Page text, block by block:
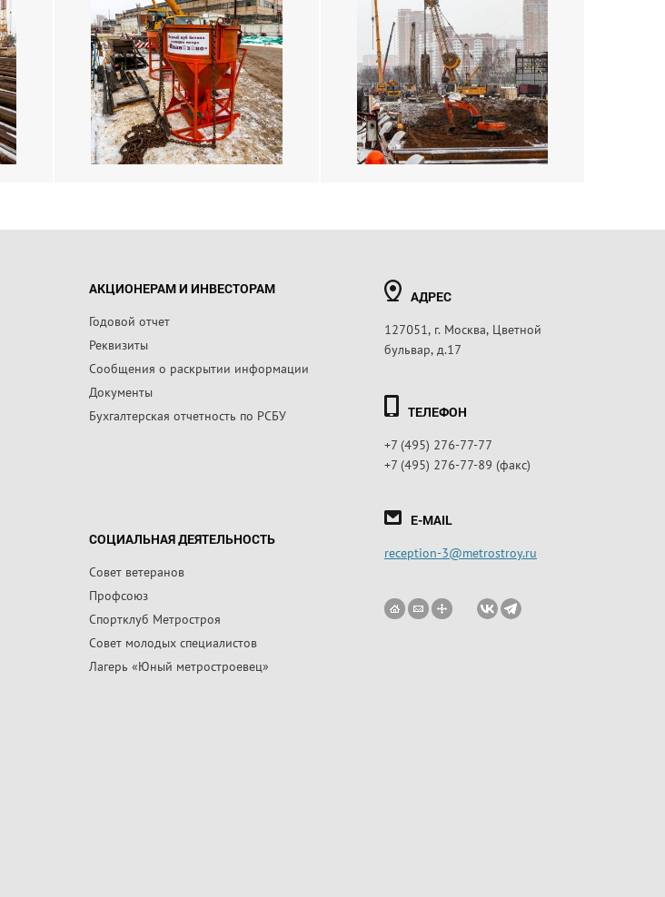
АКЦИОНЕРАМ И ИНВЕСТОРАМ
Годовой отчет
Реквизиты
Сообщения о раскрытии информации
Документы
Бухгалтерская отчетность по РСБУ
СОЦИАЛЬНАЯ ДЕЯТЕЛЬНОСТЬ
Совет ветеранов
Профсоюз
Спортклуб Метростроя
Совет молодых специалистов
Лагерь «Юный метростроевец»
АДРЕС
127051, г. Москва, Цветной
бульвар, д.17
ТЕЛЕФОН
+7 (495) 276-77-77
+7 (495) 276-77-89 (факс)
E-MAIL
reception-3@metrostroy.ru